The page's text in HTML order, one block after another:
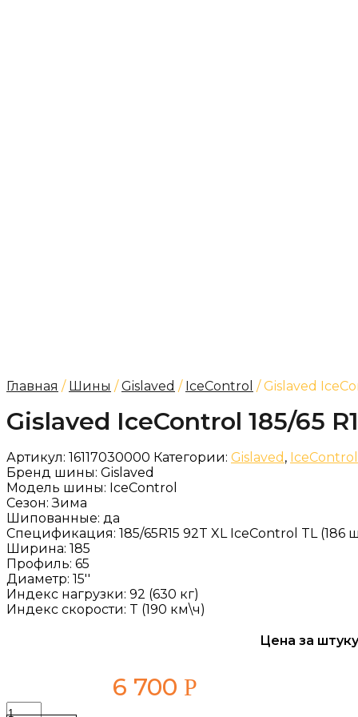
Главная / Шины /Gislaved / IceControl / Gislaved
Gislaved IceControl 185/65
Артикул: 16117030000 Категории: Gislaved , IceControl
Бренд шины: Gislaved
Модель шины: IceControl
Сезон:Зима
Шипованные: да
Спецификация: 185/65R15 92T XL IceControl TL (186
Ширина: 185
Профиль: 65
Диаметр: 15''
Индекс нагрузки: 92 (630 кг)
Индекс скорости: T (190 км\ч)
Цена за
6 700 Р
Количество